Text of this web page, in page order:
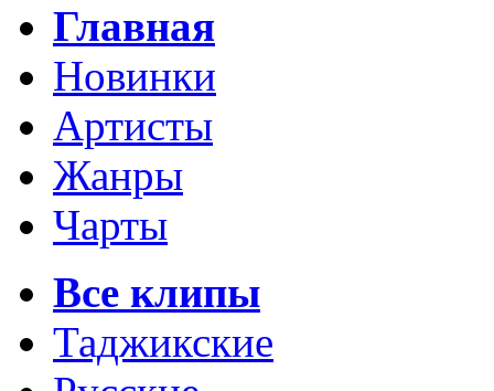
Главная
Новинки
Артисты
Жанры
Чарты
Все клипы
Таджикские